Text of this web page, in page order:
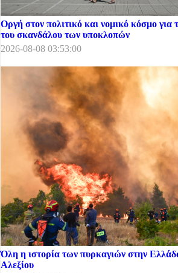
Οργή στον πολιτικό και νομικό κόσμο
του σκανδάλου των υποκλοπών
2026-08-08 03:53:00
Όλη η ιστορία των πυρκαγιών στην
Αλεξίου